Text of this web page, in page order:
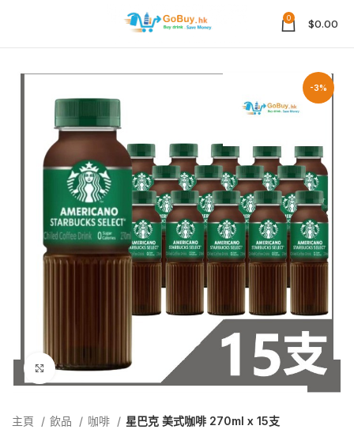
0 $0.00
-3%
Click to enlarge
主頁 飲品 咖啡 星巴克 美式咖啡 270ml x 15支